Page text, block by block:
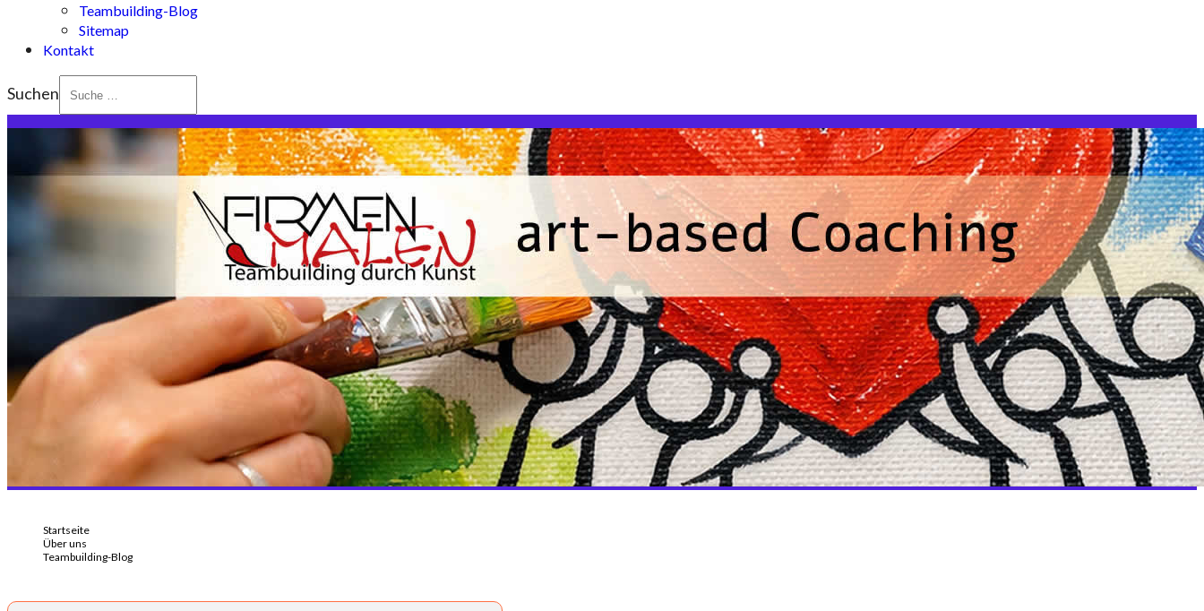
Teambuilding-Blog
Sitemap
Kontakt
Suchen
Startseite
Über uns
Teambuilding-Blog